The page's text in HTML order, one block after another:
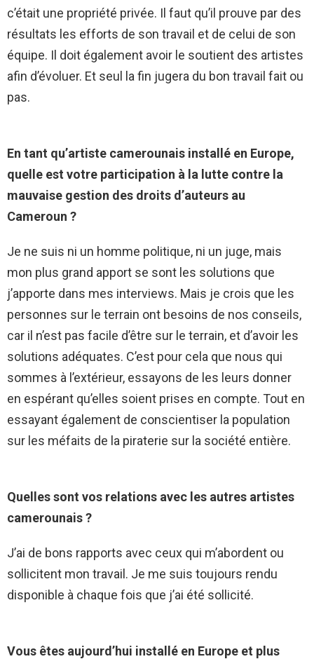
c’était une propriété privée. Il faut qu’il prouve par des
résultats les efforts de son travail et de celui de son
équipe. Il doit également avoir le soutient des artistes
afin d’évoluer. Et seul la fin jugera du bon travail fait ou
pas.
En tant qu’artiste camerounais installé en Europe,
quelle est votre participation à la lutte contre la
mauvaise gestion des droits d’auteurs au
Cameroun ?
Je ne suis ni un homme politique, ni un juge, mais
mon plus grand apport se sont les solutions que
j’apporte dans mes interviews. Mais je crois que les
personnes sur le terrain ont besoins de nos conseils,
car il n’est pas facile d’être sur le terrain, et d’avoir les
solutions adéquates. C’est pour cela que nous qui
sommes à l’extérieur, essayons de les leurs donner
en espérant qu’elles soient prises en compte. Tout en
essayant également de conscientiser la population
sur les méfaits de la piraterie sur la société entière.
Quelles sont vos relations avec les autres artistes
camerounais ?
J’ai de bons rapports avec ceux qui m’abordent ou
sollicitent mon travail. Je me suis toujours rendu
disponible à chaque fois que j’ai été sollicité.
Vous êtes aujourd’hui installé en Europe et plus